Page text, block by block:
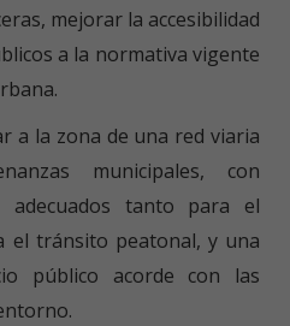
mejorar la accesibilidad
a la normativa vigente
a la zona de una red viaria
municipales, con
adecuados tanto para el
el tránsito peatonal, y una
público acorde con las